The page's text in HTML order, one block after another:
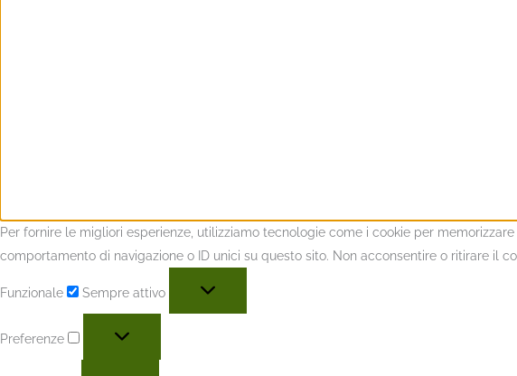
Per fornire le migliori esperienze, utilizziamo tecnologie come i cookie per
comportamento di navigazione o ID unici su questo sito. Non acconsentire o ritirare il
Funzionale Sempre attivo
Preferenze